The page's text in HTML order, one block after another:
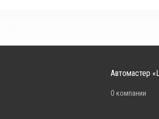
Автомастер
О компании